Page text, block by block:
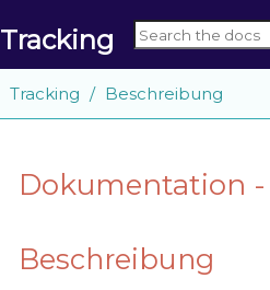
Tracking
Tracking Beschreibung
Dokumentation -
Beschreibung